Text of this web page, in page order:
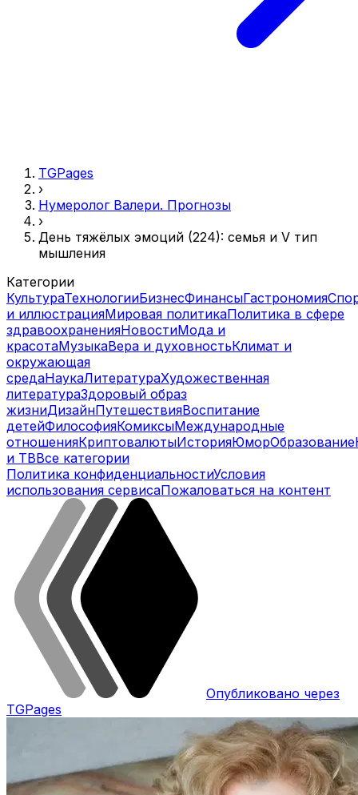
TGPages
›
Нумеролог Валери. Прогнозы
›
День тяжёлых эмоций (224): семья и V тип
мышления
Категории
КультураТехнологииБизнесФинансыГастрономия
и иллюстрацияМировая политикаПолитика в сфере
здравоохраненияНовостиМода и
красотаМузыкаВера и духовностьКлимат и
окружающая
средаНаукаЛитератураХудожественная
литератураЗдоровый образ
жизниДизайнПутешествияВоспитание
детейФилософияКомиксыМеждународные
отношенияКриптовалютыИсторияЮморОбразование
и ТВВсе категории
Политика конфиденциальностиУсловия
использования сервисаПожаловаться на контент
Опубликовано через
TGPages